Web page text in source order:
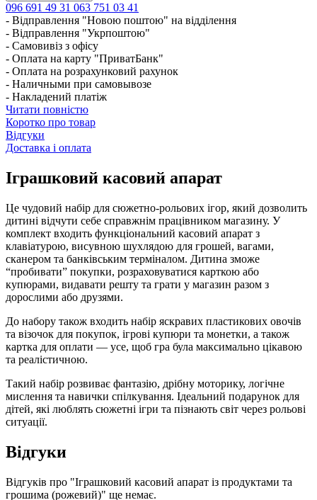
096 691 49 31 063 751 03 41
- Відправлення "Новою поштою" на відділення
- Відправлення "Укрпоштою"
- Самовивіз з офісу
- Оплата на карту "ПриватБанк"
- Оплата на розрахунковий рахунок
- Наличными при самовывозе
- Накладений платіж
Читати повністю
Коротко про товар
Відгуки
Доставка і оплата
Іграшковий касовий апарат
Це чудовий набір для сюжетно-рольових ігор, який дозволить
дитині відчути себе справжнім працівником магазину. У
комплект входить функціональний касовий апарат з
клавіатурою, висувною шухлядою для грошей, вагами,
сканером та банківським терміналом. Дитина зможе
“пробивати” покупки, розраховуватися карткою або
купюрами, видавати решту та грати у магазин разом з
дорослими або друзями.
До набору також входить набір яскравих пластикових овочів
та візочок для покупок, ігрові купюри та монетки, а також
картка для оплати — усе, щоб гра була максимально цікавою
та реалістичною.
Такий набір розвиває фантазію, дрібну моторику, логічне
мислення та навички спілкування. Ідеальний подарунок для
дітей, які люблять сюжетні ігри та пізнають світ через рольові
ситуації.
Відгуки
Відгуків про "Іграшковий касовий апарат із продуктами та
грошима (рожевий)" ще немає.